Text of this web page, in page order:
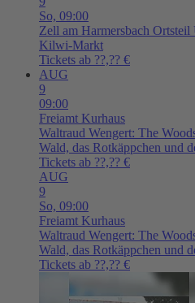
So, 09:00
Zell am Harmersbach Ortsteil
Kilwi-Markt
Tickets ab ??,?? €
AUG
9
09:00
Freiamt Kurhaus
Waltraud Wengert: The
Wald, das Rotkäppchen und
Tickets ab ??,?? €
AUG
9
So, 09:00
Freiamt Kurhaus
Waltraud Wengert: The
Wald, das Rotkäppchen und
Tickets ab ??,?? €